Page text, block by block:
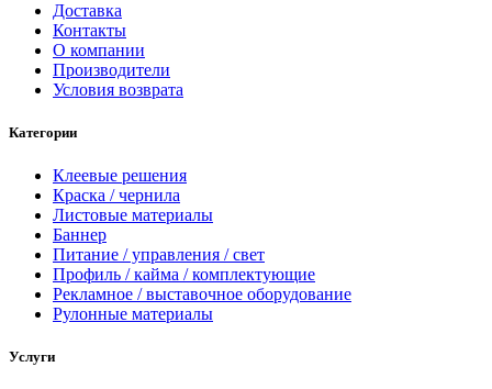
Доставка
Контакты
О компании
Производители
Условия возврата
Категории
Клеевые решения
Краска / чернила
Листовые материалы
Баннер
Питание / управления / свет
Профиль / кайма / комплектующие
Рекламное / выставочное оборудование
Рулонные материалы
Услуги